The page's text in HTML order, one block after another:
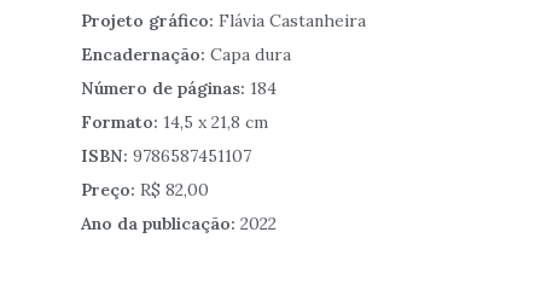
Projeto gráfico: Flávia Castanheira
Encadernação: Capa dura
Número de páginas: 184
Formato: 14,5 x 21,8 cm
ISBN: 9786587451107
Preço: R$ 82,00
Ano da publicação: 2022